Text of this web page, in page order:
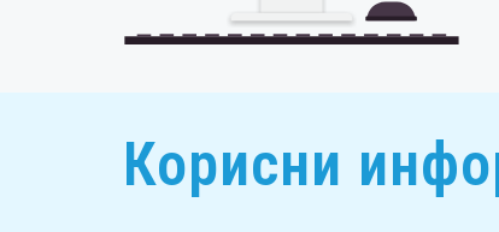
Корисни